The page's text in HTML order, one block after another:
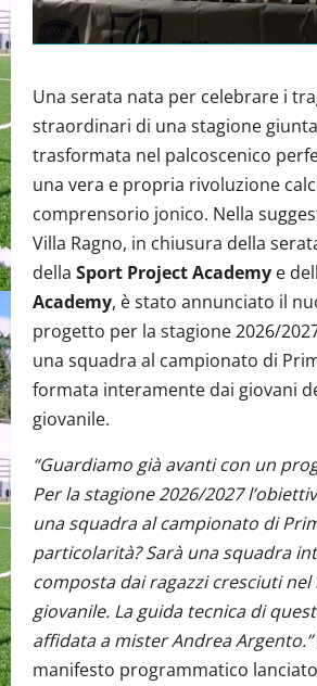
Una serata nata per celebrare i
straordinari di una stagione
trasformata nel palcoscenico
una vera e propria rivoluzione
comprensorio jonico. Nella
Villa Ragno, in chiusura della
della Sport Project Academy e
Academy, è stato annunciato il
progetto per la stagione 2026/
una squadra al campionato di
formata interamente dai giovani
giovanile.
“Guardiamo già avanti con un
Per la stagione 2026/2027
una squadra al campionato di
particolarità? Sarà una squadra
composta dai ragazzi cresciuti
giovanile. La guida tecnica di
affidata a mister Andrea Argento.”
manifesto programmatico